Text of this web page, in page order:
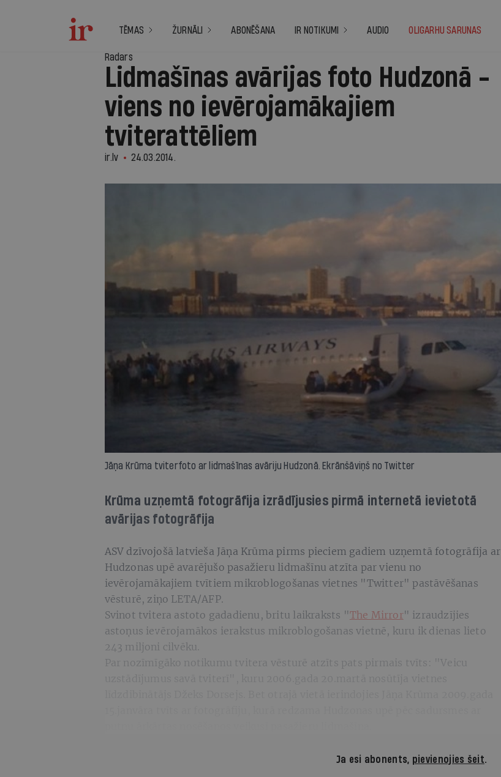
TĒMAS ŽURNĀLI ABONĒŠANA IR NOTIKUMI AUDIO OLIGARHU SARUNAS
Radars
Lidmašīnas avārijas foto Hudzonā -
viens no ievērojamākajiem
tviterattēliem
ir.lv 24.03.2014.
Jāņa Krūma tviterfoto ar lidmašīnas avāriju Hudzonā. Ekrānšāviņš no Twitter
Krūma uzņemtā fotogrāfija izrādījusies pirmā internetā ievietotā
avārijas fotogrāfija
ASV dzīvojošā latvieša Jāņa Krūma pirms pieciem gadiem uzņemtā fotogrāfija ar
Hudzonas upē avarējušo pasažieru lidmašīnu atzīta par vienu no
ievērojamākajiem tvītiem mikroblogošanas vietnes "Twitter" pastāvēšanas
vēsturē, ziņo LETA/AFP.
Svinot tvitera astoto gadadienu, britu laikraksts "The Mirror" izraudzījies
astoņus ievērojamākos ierakstus mikroblogošanas vietnē, kuru ik dienas lieto
243 miljoni cilvēku.
Par nozīmīgāko notikumu tvitera vēsturē atzīts pats pirmais tvīts: "Veicu
Ja esi abonents, pievienojies šeit.